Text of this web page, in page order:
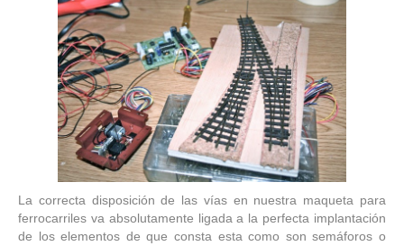
La correcta disposición de las vías en nuestra maqueta para
ferrocarriles va absolutamente ligada a la perfecta implantación
de los elementos de que consta esta como son semáforos o